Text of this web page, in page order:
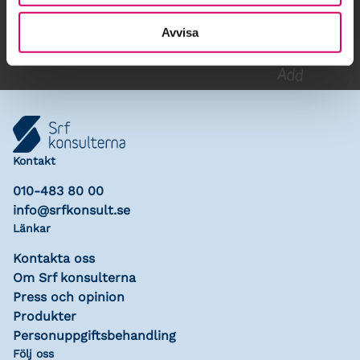
Avvisa
Lägg till i kalender
Kontakt
010-483 80 00
info@srfkonsult.se
Länkar
Kontakta oss
Om Srf konsulterna
Press och opinion
Produkter
Personuppgiftsbehandling
Följ oss